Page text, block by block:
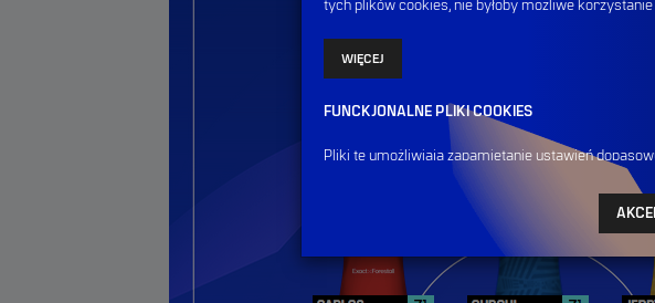
tych plików cookies, nie byłoby możliwe
WIĘCEJ
FUNCKJONALNE PLIKI COOKIES
Pliki te umożliwiają zapamiętanie ustawień
tym są wykorzystywane w celach personalizacji
naszych zewnętrznych partnerów, których
uniemożliwić lub utrudnić korzystanie z niektórych
DOSTOSUJ ZGODY